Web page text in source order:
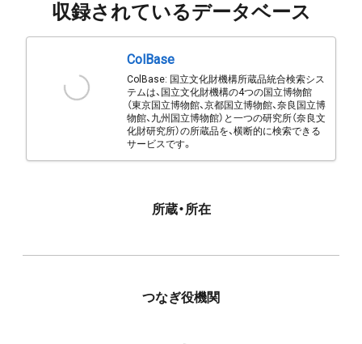
収録されているデータベース
ColBase
ColBase: 国立文化財機構所蔵品統合検索シス
テムは、国立文化財機構の4つの国立博物館
（東京国立博物館、京都国立博物館、奈良国立博
物館、九州国立博物館）と一つの研究所（奈良文
化財研究所）の所蔵品を、横断的に検索できる
サービスです。
所蔵・所在
つなぎ役機関